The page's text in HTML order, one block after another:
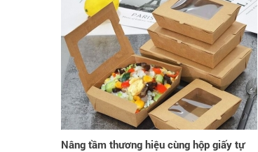
Nâng tầm thương hiệu cùng hộp giấy tự